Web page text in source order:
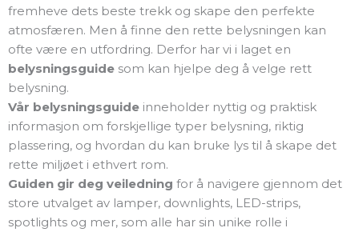
fremheve dets beste trekk og skape den perfekte
atmosfæren. Men å finne den rette belysningen kan
ofte være en utfordring. Derfor har vi i laget en
belysningsguide som kan hjelpe deg å velge rett
belysning.
Vår belysningsguide inneholder nyttig og praktisk
informasjon om forskjellige typer belysning, riktig
plassering, og hvordan du kan bruke lys til å skape det
rette miljøet i ethvert rom.
Guiden gir deg veiledning for å navigere gjennom det
store utvalget av lamper, downlights, LED-strips,
spotlights og mer, som alle har sin unike rolle i